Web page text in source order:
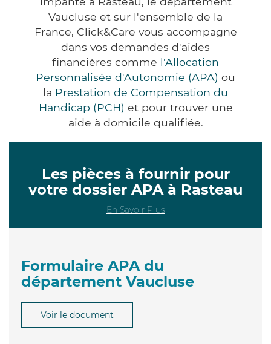
Vaucluse et sur l'ensemble de la
France, Click&Care vous accompagne
dans vos demandes d'aides
financières comme l'Allocation
Personnalisée d'Autonomie (APA) ou
la Prestation de Compensation du
Handicap (PCH) et pour trouver une
aide à domicile qualifiée.
Les pièces à fournir pour
votre dossier APA à Rasteau
En Savoir Plus
Formulaire APA du
département Vaucluse
Voir le document